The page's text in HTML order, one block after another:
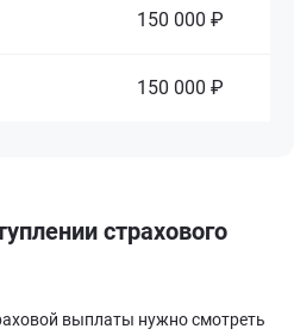
150 000 ₽
150 000 ₽
страхового
выплаты нужно смотреть